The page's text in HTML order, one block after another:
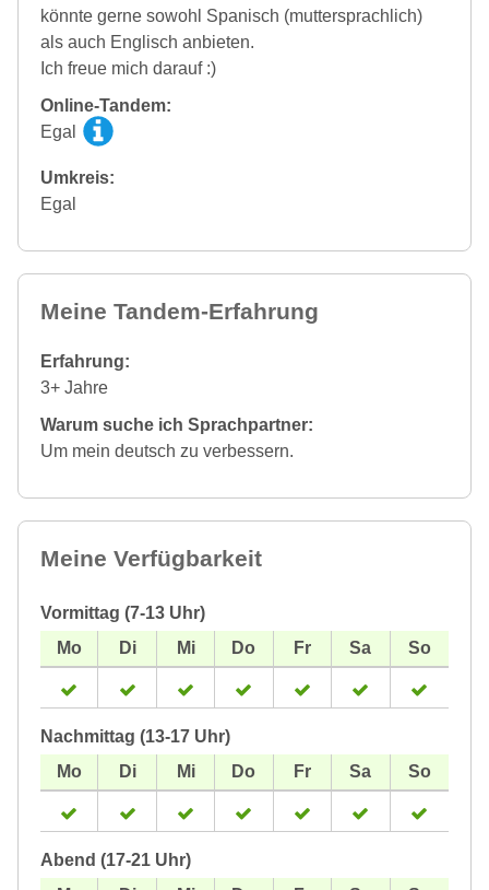
könnte gerne sowohl Spanisch (muttersprachlich)
als auch Englisch anbieten.
Ich freue mich darauf :)
Online-Tandem:
Egal
Umkreis:
Egal
Meine Tandem-Erfahrung
Erfahrung:
3+ Jahre
Warum suche ich Sprachpartner:
Um mein deutsch zu verbessern.
Meine Verfügbarkeit
Vormittag (7-13 Uhr)
Nachmittag (13-17 Uhr)
Abend (17-21 Uhr)